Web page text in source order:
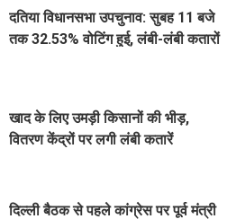
दतिया विधानसभा उपचुनाव: सुबह 11 बजे
तक 32.53% वोटिंग हुई, लंबी-लंबी कतारों
खाद के लिए उमड़ी किसानों की भीड़,
वितरण केंद्रों पर लगी लंबी कतारें
दिल्ली बैठक से पहले कांग्रेस पर पूर्व मंत्री